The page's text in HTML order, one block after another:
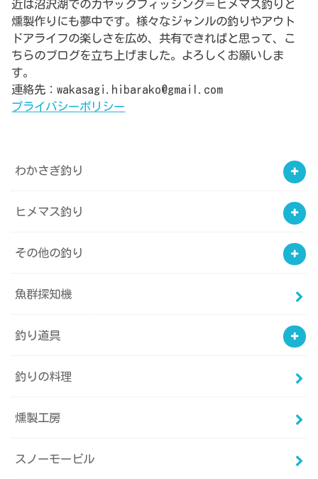
近は沼沢湖でのカヤックフィッシング＝ヒメマス釣りと
燻製作りにも夢中です。様々なジャンルの釣りやアウト
ドアライフの楽しさを広め、共有できればと思って、こ
ちらのブログを立ち上げました。よろしくお願いしま
す。
連絡先：wakasagi.hibarako@gmail.com
プライバシーポリシー
わかさぎ釣り
ヒメマス釣り
その他の釣り
魚群探知機
釣り道具
釣りの料理
燻製工房
スノーモービル